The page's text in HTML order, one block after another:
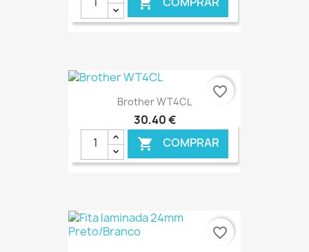
€ ONLINE
Brother WT4CL
30,40 €
 COMPRAR
€ ONLINE
favorite_border
favorite_border